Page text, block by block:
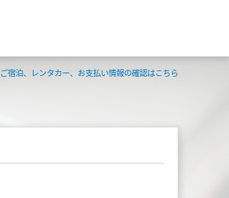
ご宿泊、レンタカー、お支払い情報の確認はこちら